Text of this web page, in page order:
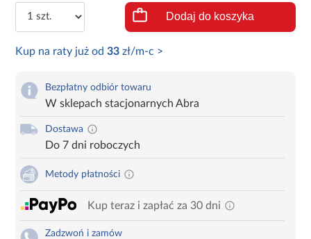
Dodaj do koszyka
Kup na raty już od33 zł/m-c >
Bezpłatny odbiór towaru
W sklepach stacjonarnych Abra
Dostawa
Do 7 dni roboczych
Metody płatności
Kup teraz i zapłać za 30 dni
Zadzwoń i zamów